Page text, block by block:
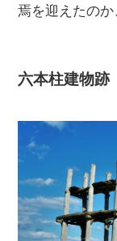
焉を迎えたのか
六本柱建物跡